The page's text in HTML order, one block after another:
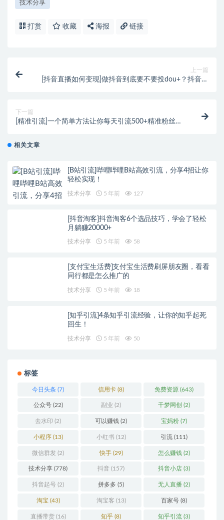
技术分享
打赏 收藏 海报 链接
上一篇
[抖音直播如何变现]做抖音到底要不要投dou+？抖音直
下一篇
[精准引流]一个简单方法让你每天引流500+精准粉丝，
相关文章
[B站引流]哔哩哔哩B站高效引流，分享4招让你
轻松实现！
技术分享 5 年前 127
[抖音淘客]抖音淘客6个选品技巧，学会了轻松
月躺赚20000+
技术分享 5 年前 58
[支付宝生活费]支付宝生活费刷屏朋友圈，看看
同行都是怎么推广的
技术分享 5 年前 18
[知乎引流]4条知乎引流经验，让你的知乎起死
回生！
技术分享 5 年前 50
标签
今日头条 (7) 信用卡 (8) 免费资源 (643)
公众号(22) 副业 (2) 千梦网创 (2)
去水印 (2) 可以赚钱 (2) 宝妈粉 (7)
小程序(13) 小红书 (12) 引流 (111)
微信群发 (2) 快手(29) 怎么赚钱 (2)
技术分享 (778) 抖音 (157) 抖音小店 (3)
抖音起号 (2) 拼多多 (5) 无人直播 (2)
淘宝 (43) 淘宝客 (13) 百家号 (8)
直播带货(16) 知乎 (8) 知乎引流 (3)